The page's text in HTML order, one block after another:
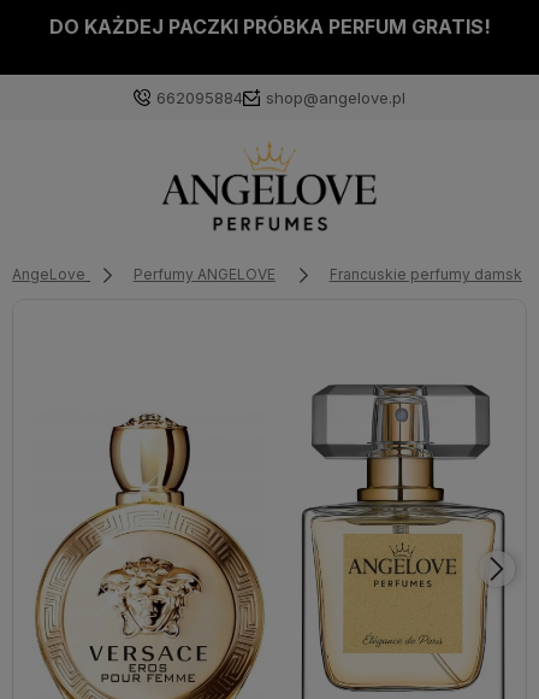
DO KAŻDEJ PACZKI PRÓBKA PERFUM GRATIS!
662095884 shop@angelove.pl
AngeLove Perfumy ANGELOVE Francuskie perfumy damskie